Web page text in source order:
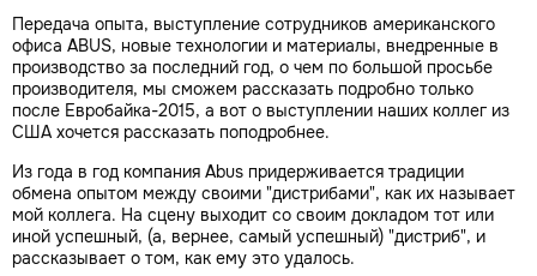
Передача опыта, выступление сотрудников американского
офиса ABUS, новые технологии и материалы, внедренные в
производство за последний год, о чем по большой просьбе
производителя, мы сможем рассказать подробно только
после Евробайка-2015, а вот о выступлении наших коллег из
США хочется рассказать поподробнее.
Из года в год компания Abus придерживается традиции
обмена опытом между своими "дистрибами", как их называет
мой коллега. На сцену выходит со своим докладом тот или
иной успешный, (а, вернее, самый успешный) "дистриб", и
рассказывает о том, как ему это удалось.